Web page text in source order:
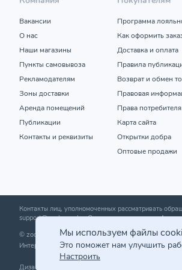
Вакансии
О нас
Наши магазины
Пункты самовывоза
Рекламодателям
Зоны доставки
Аренда помещений
Публикации
Контакты и реквизиты
Программа
Как оформить
Доставка и оплата
Правила
Возврат и обмен
Правовая
Права потребителя
Карта сайта
Открытки добра
Оптовые продажи
Контакты лиц, уполномоченных рассматривать
support@zoobazar.by; Отдел торговли и услуг
© zoobazar.by 2026 | ООО «Ветзообазар», УНП
Интернет-магазин зарегистрирован в торговом
Дизайн и разработка сайта
Мы используем файлы
Это поможет нам улучшить
Настроить